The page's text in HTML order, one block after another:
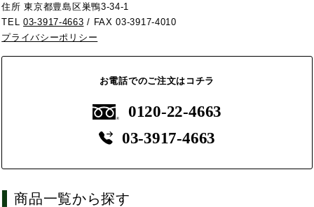
住所 東京都豊島区巣鴨3-34-1
TEL03-3917-4663 / FAX 03-3917-4010
プライバシーポリシー
お電話でのご注文はコチラ
0120-22-4663
03-3917-4663
商品一覧から探す